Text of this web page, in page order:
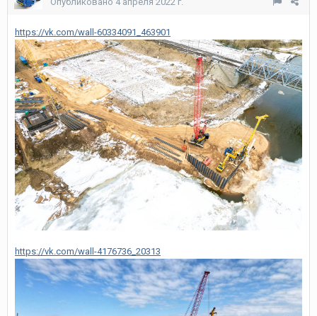
https://vk.com/wall-60334091_463901
https://vk.com/wall-4176736_20313